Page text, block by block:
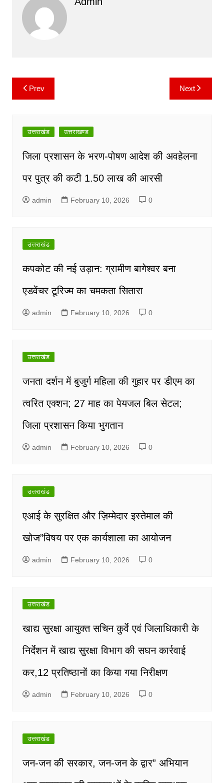
e
b
o
er
s
Post
navigation
Prev Next
उत्तराखंड उत्तराखण्ड
जिला प्रशासन के भरण-पोषण आदेश की अवहेलना
पर पुत्र की कटी 1.50 लाख की आरसी
admin February 10, 2026 0
उत्तराखंड
कपकोट की नई उड़ान: ग्रामीण बागेश्वर बना
एडवेंचर टूरिज्म का चमकता सितारा
admin February 10, 2026 0
उत्तराखंड
जनता दर्शन में बुजुर्ग महिला की गुहार पर डीएम का
त्वरित एक्शन; 27 माह का पेयजल बिल सेटल;
जिला प्रशासन किया भुगतान
admin February 10, 2026 0
उत्तराखंड
एआई के सुरक्षित और ज़िम्मेदार इस्तेमाल की
खोज”विषय पर एक कार्यशाला का आयोजन
admin February 10, 2026 0
उत्तराखंड
खाद्य सुरक्षा आयुक्त सचिन कुर्वे एवं जिलाधिकारी के
निर्देशन में खाद्य सुरक्षा विभाग की सघन कार्रवाई
कर,12 प्रतिष्ठानों का किया गया निरीक्षण
admin February 10, 2026 0
उत्तराखंड
जन-जन की सरकार, जन-जन के द्वार” अभियान